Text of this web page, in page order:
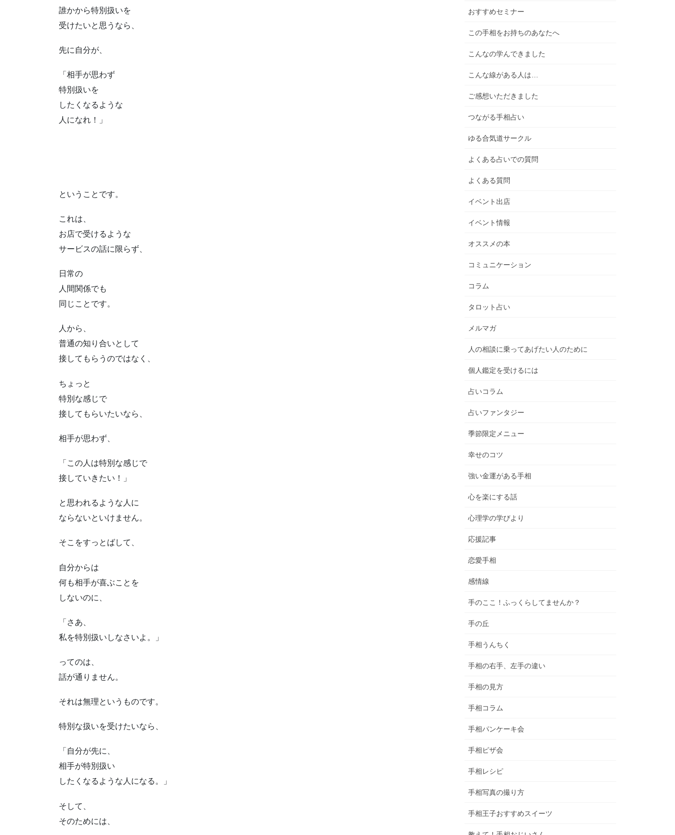
誰かから特別扱いを
受けたいと思うなら、
先に自分が、
「相手が思わず
特別扱いを
したくなるような
人になれ！」
ということです。
これは、
お店で受けるような
サービスの話に限らず、
日常の
人間関係でも
同じことです。
人から、
普通の知り合いとして
接してもらうのではなく、
ちょっと
特別な感じで
接してもらいたいなら、
相手が思わず、
「この人は特別な感じで
接していきたい！」
と思われるような人に
ならないといけません。
そこをすっとばして、
自分からは
何も相手が喜ぶことを
しないのに、
「さあ、
私を特別扱いしなさいよ。」
ってのは、
話が通りません。
それは無理というものです。
特別な扱いを受けたいなら、
「自分が先に、
相手が特別扱い
したくなるような人になる。」
そして、
そのためには、
おすすめセミナー
この手相をお持ちのあなたへ
こんなの学んできました
こんな線がある人は…
ご感想いただきました
つながる手相占い
ゆる合気道サークル
よくある占いでの質問
よくある質問
イベント出店
イベント情報
オススメの本
コミュニケーション
コラム
タロット占い
メルマガ
人の相談に乗ってあげたい人のために
個人鑑定を受けるには
占いコラム
占いファンタジー
季節限定メニュー
幸せのコツ
強い金運がある手相
心を楽にする話
心理学の学びより
応援記事
恋愛手相
感情線
手のここ！ふっくらしてませんか？
手の丘
手相うんちく
手相の右手、左手の違い
手相の見方
手相コラム
手相パンケーキ会
手相ピザ会
手相レシピ
手相写真の撮り方
手相王子おすすめスイーツ